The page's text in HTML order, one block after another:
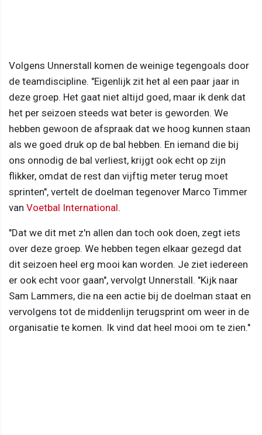
Volgens Unnerstall komen de weinige tegengoals door
de teamdiscipline. "Eigenlijk zit het al een paar jaar in
deze groep. Het gaat niet altijd goed, maar ik denk dat
het per seizoen steeds wat beter is geworden. We
hebben gewoon de afspraak dat we hoog kunnen staan
als we goed druk op de bal hebben. En iemand die bij
ons onnodig de bal verliest, krijgt ook echt op zijn
flikker, omdat de rest dan vijftig meter terug moet
sprinten", vertelt de doelman tegenover Marco Timmer
van Voetbal International.
"Dat we dit met z'n allen dan toch ook doen, zegt iets
over deze groep. We hebben tegen elkaar gezegd dat
dit seizoen heel erg mooi kan worden. Je ziet iedereen
er ook echt voor gaan", vervolgt Unnerstall. "Kijk naar
Sam Lammers, die na een actie bij de doelman staat en
vervolgens tot de middenlijn terugsprint om weer in de
organisatie te komen. Ik vind dat heel mooi om te zien."